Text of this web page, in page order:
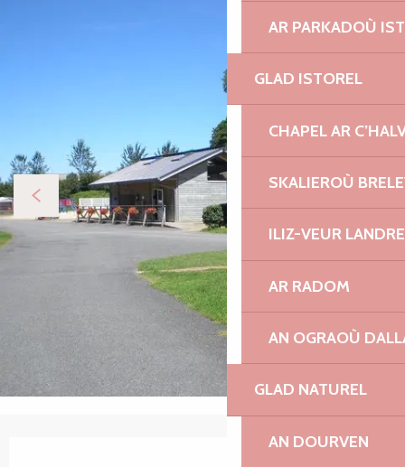
AR PARKADOÙ
GLAD ISTOREL
CHAPEL AR
SKALIEROÙ
ILIZ-VEUR
AR RADOM
AN OGRAOÙ
GLAD NATUREL
AN DOURVEN